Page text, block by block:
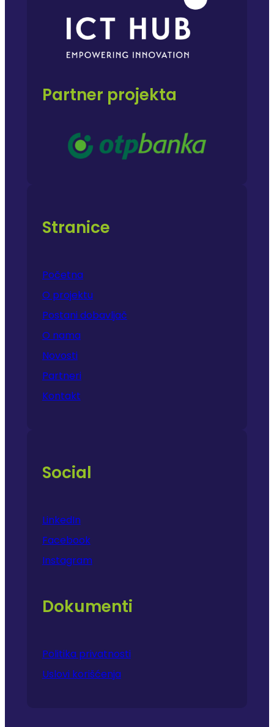
Partner projekta
Stranice
Početna
O projektu
Postani dobavljač
O nama
Novosti
Partneri
Kontakt
Social
LinkedIn
Facebook
Instagram
Dokumenti
Politika privatnosti
Uslovi korišćenja